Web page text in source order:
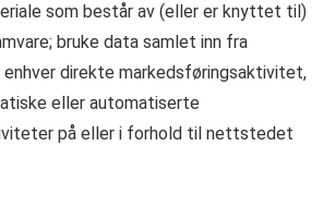
som består av (eller er knyttet til)
bruke data samlet inn fra
direkte markedsføringsaktivitet,
eller automatiserte
på eller i forhold til nettstedet